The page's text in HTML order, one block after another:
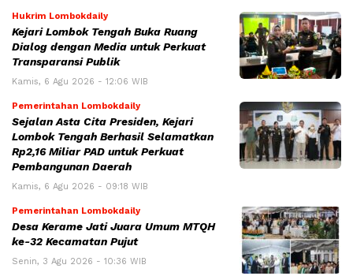
Hukrim Lombokdaily
Kejari Lombok Tengah Buka Ruang
Dialog dengan Media untuk Perkuat
Transparansi Publik
Kamis, 6 Agu 2026 - 12:06 WIB
Pemerintahan Lombokdaily
Sejalan Asta Cita Presiden, Kejari
Lombok Tengah Berhasil Selamatkan
Rp2,16 Miliar PAD untuk Perkuat
Pembangunan Daerah
Kamis, 6 Agu 2026 - 09:18 WIB
Pemerintahan Lombokdaily
Desa Kerame Jati Juara Umum MTQH
ke-32 Kecamatan Pujut
Senin, 3 Agu 2026 - 10:36 WIB